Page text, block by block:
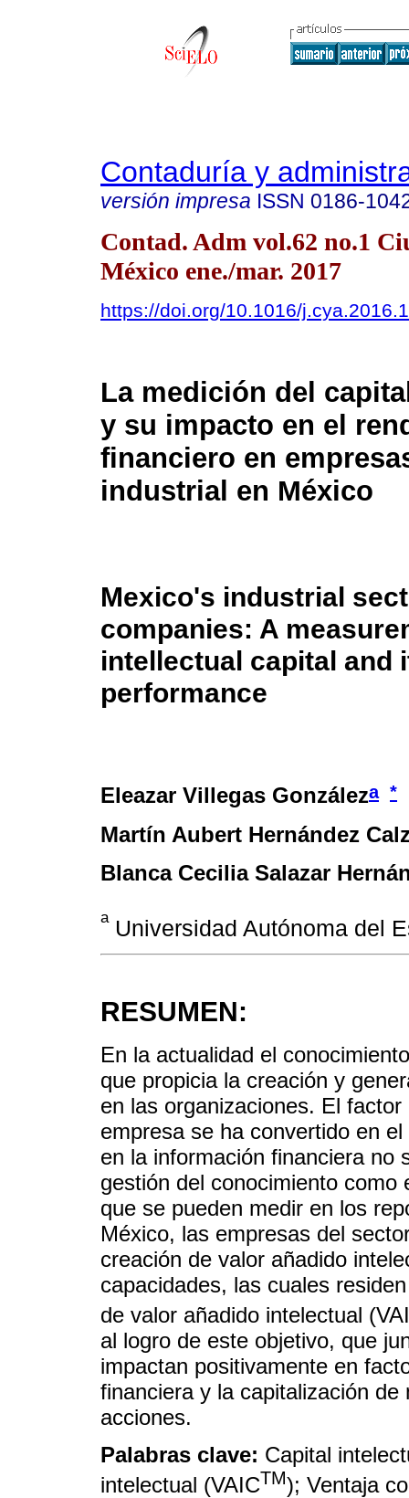
Contaduría y
versión impresa ISSN 0186-
Contad. Adm vol.62 no.1
México ene./mar. 2017
https://doi.org/10.1016/
La medición del
y su impacto en el
financiero en
industrial en México
Mexico's industrial
companies: A
intellectual capital and
performance
Eleazar Villegas Gonzáleza *
Martín Aubert Hernández
Blanca Cecilia Salazar
aUniversidad Autónoma del
RESUMEN:
En la actualidad el
que propicia la creación y
en las organizaciones. El
empresa se ha convertido en
en la información financiera no
gestión del conocimiento como
que se pueden medir en los
México, las empresas del
creación de valor añadido
capacidades, las cuales
de valor añadido intelectual
al logro de este objetivo, que
impactan positivamente en
financiera y la capitalización
acciones.
Palabras clave: Capital
intelectual (VAICTM); Ventaja